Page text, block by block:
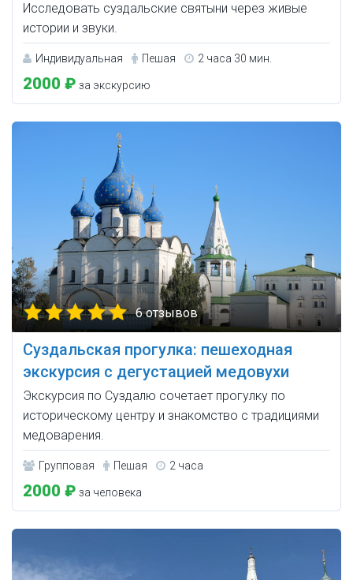
Исследовать суздальские святыни через живые
истории и звуки.
Индивидуальная Пешая 2 часа 30 мин.
2000 ₽ за экскурсию
6 отзывов
Суздальская прогулка: пешеходная
экскурсия с дегустацией медовухи
Экскурсия по Суздалю сочетает прогулку по
историческому центру и знакомство с традициями
медоварения.
Групповая Пешая 2 часа
2000 ₽ за человека